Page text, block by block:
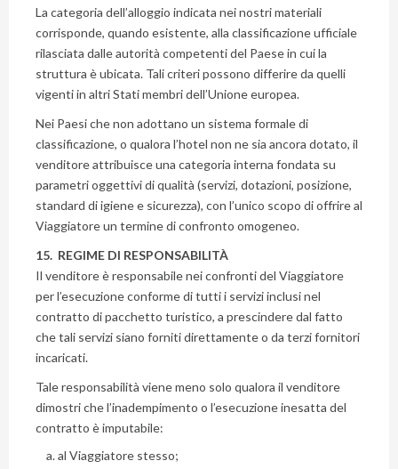
La categoria dell’alloggio indicata nei nostri materiali
corrisponde, quando esistente, alla classificazione ufficiale
rilasciata dalle autorità competenti del Paese in cui la
struttura è ubicata. Tali criteri possono differire da quelli
vigenti in altri Stati membri dell’Unione europea.
Nei Paesi che non adottano un sistema formale di
classificazione, o qualora l’hotel non ne sia ancora dotato, il
venditore attribuisce una categoria interna fondata su
parametri oggettivi di qualità (servizi, dotazioni, posizione,
standard di igiene e sicurezza), con l’unico scopo di offrire al
Viaggiatore un termine di confronto omogeneo.
15. REGIME DI RESPONSABILITÀ
Il venditore è responsabile nei confronti del Viaggiatore
per l’esecuzione conforme di tutti i servizi inclusi nel
contratto di pacchetto turistico, a prescindere dal fatto
che tali servizi siano forniti direttamente o da terzi fornitori
incaricati.
Tale responsabilità viene meno solo qualora il venditore
dimostri che l’inadempimento o l’esecuzione inesatta del
contratto è imputabile:
al Viaggiatore stesso;